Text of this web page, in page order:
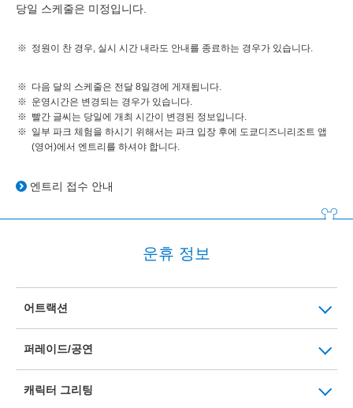
당일 스케줄은 미정입니다.
정원이 찬 경우, 실시 시간 내라도 안내를 종료하는 경우가 있습니다.
다음 달의 스케줄은 전달 8일경에 게재됩니다.
운영시간은 변경되는 경우가 있습니다.
빨간 글씨는 당일에 개최 시간이 변경된 정보입니다.
일부 파크 체험을 하시기 위해서는 파크 입장 후에 도쿄디즈니리조트 앱
(영어)에서 엔트리를 하셔야 합니다.
엔트리 접수 안내
운휴 정보
어트랙션
퍼레이드/공연
캐릭터 그리팅